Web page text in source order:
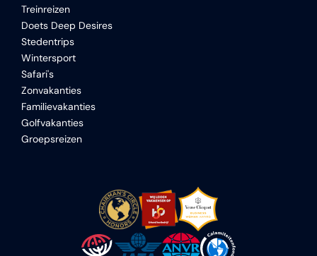
Treinreizen
Doets Deep Desires
Stedentrips
Wintersport
Safari's
Zonvakanties
Familievakanties
Golfvakanties
Groepsreizen